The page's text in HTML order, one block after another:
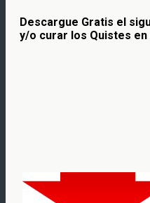
Descargue Gratis el
y/o curar los Quistes